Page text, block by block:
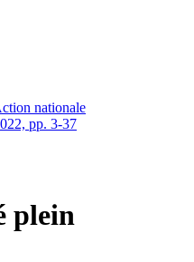
nationale
pp. 3-37
plein